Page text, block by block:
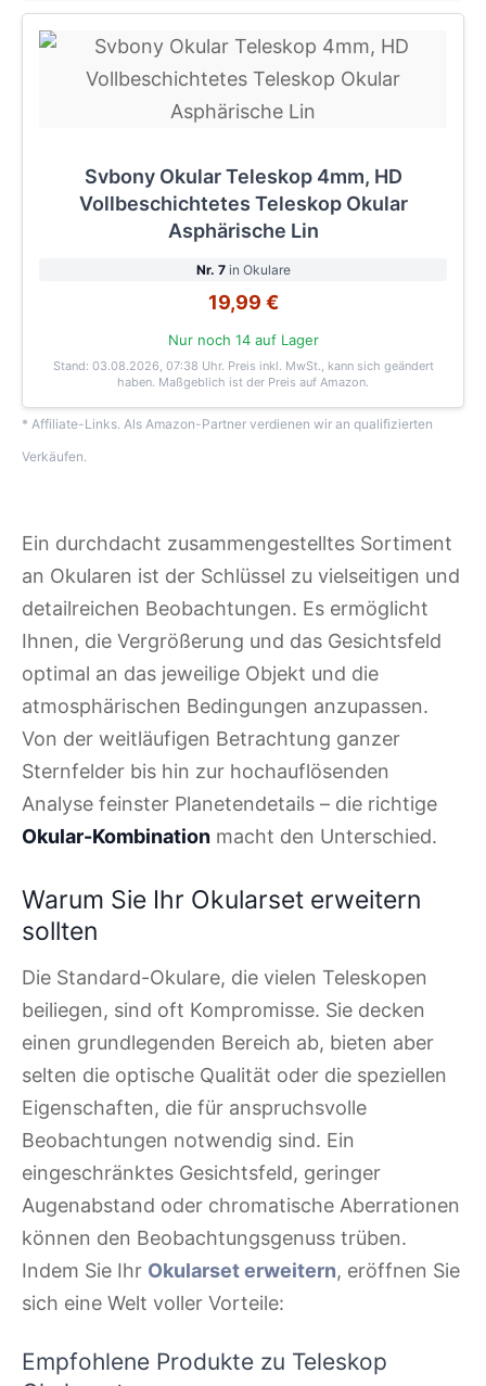
Svbony Okular Teleskop 4mm, HD
Vollbeschichtetes Teleskop Okular
Asphärische Lin
Nr. 7in Okulare
19,99 €
Nur noch 14 auf Lager
Stand: 03.08.2026, 07:38 Uhr. Preis inkl. MwSt., kann sich geändert
haben. Maßgeblich ist der Preis auf Amazon.
* Affiliate-Links. Als Amazon-Partner verdienen wir an qualifizierten
Verkäufen.
Ein durchdacht zusammengestelltes Sortiment
an Okularen ist der Schlüssel zu vielseitigen und
detailreichen Beobachtungen. Es ermöglicht
Ihnen, die Vergrößerung und das Gesichtsfeld
optimal an das jeweilige Objekt und die
atmosphärischen Bedingungen anzupassen.
Von der weitläufigen Betrachtung ganzer
Sternfelder bis hin zur hochauflösenden
Analyse feinster Planetendetails – die richtige
Okular-Kombination macht den Unterschied.
Warum Sie Ihr Okularset erweitern
sollten
Die Standard-Okulare, die vielen Teleskopen
beiliegen, sind oft Kompromisse. Sie decken
einen grundlegenden Bereich ab, bieten aber
selten die optische Qualität oder die speziellen
Eigenschaften, die für anspruchsvolle
Beobachtungen notwendig sind. Ein
eingeschränktes Gesichtsfeld, geringer
Augenabstand oder chromatische Aberrationen
können den Beobachtungsgenuss trüben.
Indem Sie Ihr Okularset erweitern, eröffnen Sie
sich eine Welt voller Vorteile:
Empfohlene Produkte zu Teleskop